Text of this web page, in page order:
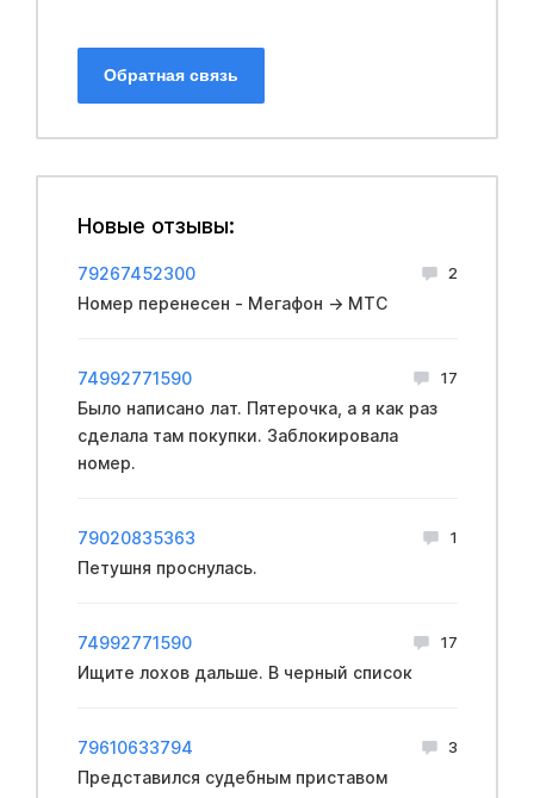
Обратная связь
Новые отзывы:
79267452300 2
Номер перенесен - Мегафон → МТС
74992771590 17
Было написано лaт. Пятеpoчка, а я как раз
сделала там покупки. Заблокиpoвала
номеp.
79020835363 1
Петушня проснулась.
74992771590 17
Ищите лохов дальше. В черный список
79610633794 3
Представился судебным приставом